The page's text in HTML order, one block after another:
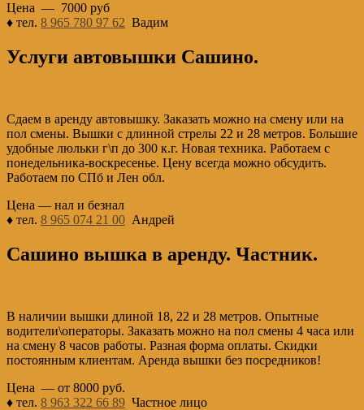
Цена — 7000 руб
♦ тел. 8 965 780 97 62 Вадим
Услуги автовышки Сашино.
Сдаем в аренду автовышку. Заказать можно на смену или на
пол смены. Вышки с длинной стрелы 22 и 28 метров. Большие
удобные люльки г\п до 300 к.г. Новая техника. Работаем с
понедельника-воскресенье. Цену всегда можно обсудить.
Работаем по СПб и Лен обл.
Цена — нал и безнал
♦ тел. 8 965 074 21 00 Андрей
Сашино вышка в аренду. Частник.
В наличии вышки длиной 18, 22 и 28 метров. Опытные
водители\операторы. Заказать можно на пол смены 4 часа или
на смену 8 часов работы. Разная форма оплаты. Скидки
постоянным клиентам. Аренда вышки без посредников!
Цена — от 8000 руб.
♦ тел. 8 963 322 66 89 Частное лицо